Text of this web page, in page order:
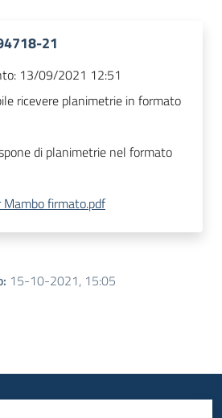
21
13/09/2021 12:51
ricevere planimetrie in formato
di planimetrie nel formato
firmato.pdf
: 15-10-2021, 15:05